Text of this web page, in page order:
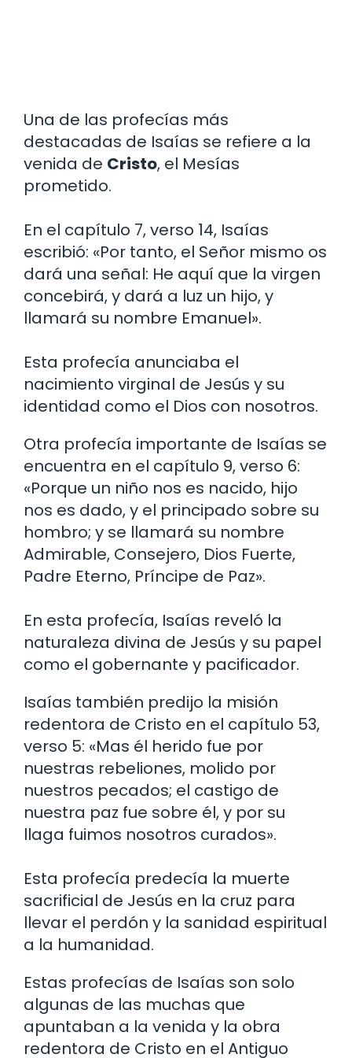
Una de las profecías más
destacadas de Isaías se refiere a la
venida de Cristo, el Mesías
prometido.
En el capítulo 7, verso 14, Isaías
escribió: «Por tanto, el Señor mismo os
dará una señal: He aquí que la virgen
concebirá, y dará a luz un hijo, y
llamará su nombre Emanuel».
Esta profecía anunciaba el
nacimiento virginal de Jesús y su
identidad como el Dios con nosotros.
Otra profecía importante de Isaías se
encuentra en el capítulo 9, verso 6:
«Porque un niño nos es nacido, hijo
nos es dado, y el principado sobre su
hombro; y se llamará su nombre
Admirable, Consejero, Dios Fuerte,
Padre Eterno, Príncipe de Paz».
En esta profecía, Isaías reveló la
naturaleza divina de Jesús y su papel
como el gobernante y pacificador.
Isaías también predijo la misión
redentora de Cristo en el capítulo 53,
verso 5: «Mas él herido fue por
nuestras rebeliones, molido por
nuestros pecados; el castigo de
nuestra paz fue sobre él, y por su
llaga fuimos nosotros curados».
Esta profecía predecía la muerte
sacrificial de Jesús en la cruz para
llevar el perdón y la sanidad espiritual
a la humanidad.
Estas profecías de Isaías son solo
algunas de las muchas que
apuntaban a la venida y la obra
redentora de Cristo en el Antiguo